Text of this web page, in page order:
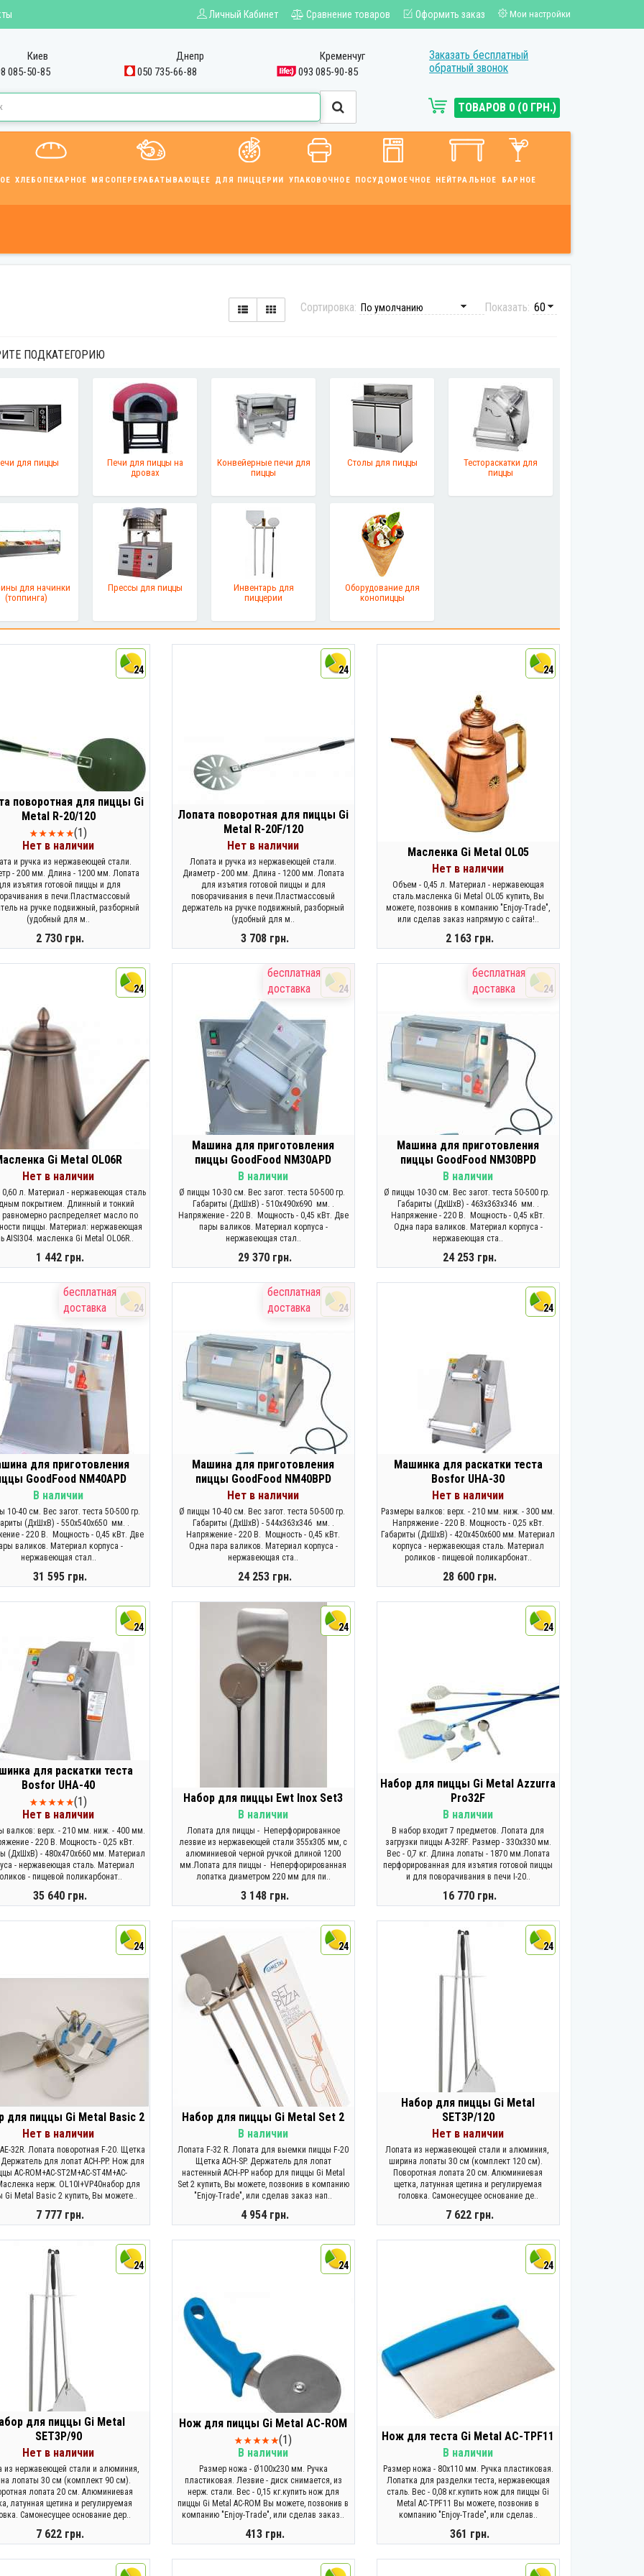
Личный Кабинет Сравнение товаров Оформить заказ Мои настройки
Киев
085-50-85
Днепр
050 735-66-88
Кременчуг
093 085-90-85
Заказать бесплатный
обратный звонок
ТОВАРОВ 0 (0 ГРН.)
ХЛЕБОПЕКАРНОЕ МЯСОПЕРЕРАБАТЫВАЮЩЕЕ ДЛЯ ПИЦЦЕРИИ УПАКОВОЧНОЕ ПОСУДОМОЕЧНОЕ НЕЙТРАЛЬНОЕ БАРНОЕ
Показать:
Сортировка:
ПОДКАТЕГОРИЮ
для пиццы
Печи для пиццы на
дровах
Конвейерные печи для
пиццы
Столы для пиццы
Тестораскатки для
пиццы
для начинки
(топпинга)
Прессы для пиццы
Инвентарь для
пиццерии
Оборудование для
конопиццы
24
поворотная для пиццы Gi
Metal R-20/120
(1)
Нет в наличии
и ручка из нержавеющей стали.
- 200 мм. Длина - 1200 мм. Лопата
изъятия готовой пиццы и для
в печи.Пластмассовый
на ручке подвижный, разборный
(удобный для м..
2 730 грн.
24
Лопата поворотная для пиццы Gi
Metal R-20F/120
Нет в наличии
Лопата и ручка из нержавеющей стали.
Диаметр - 200 мм. Длина - 1200 мм. Лопата
для изъятия готовой пиццы и для
поворачивания в печи.Пластмассовый
держатель на ручке подвижный, разборный
(удобный для м..
3 708 грн.
ЗАКОНЧИЛСЯ
24
Масленка Gi Metal OL05
Нет в наличии
Объем - 0,45 л. Материал - нержавеющая
сталь.масленка Gi Metal OL05 купить, Вы
можете, позвонив в компанию "Enjoy-Trade",
или сделав заказ напрямую с сайта!..
2 163 грн.
ЗАКОНЧИЛСЯ
24
Gi Metal OL06R
Нет в наличии
л. Материал - нержавеющая сталь
покрытием. Длинный и тонкий
равномерно распределяет масло по
пиццы. Материал: нержавеющая
AISI304. масленка Gi Metal OL06R..
1 442 грн.
ЗАКОНЧИЛСЯ
бесплатная
доставка
24
Машина для приготовления
пиццы GoodFood NM30APD
В наличии
Ø пиццы 10-30 см. Вес загот. теста 50-500 гр.
Габариты (ДхШхВ) - 510x490x690 мм. .
Напряжение - 220 В. Мощность - 0,45 кВт. Две
пары валиков. Материал корпуса -
нержавеющая стал..
29 370 грн.
бесплатная
доставка
24
Машина для приготовления
пиццы GoodFood NM30BPD
В наличии
Ø пиццы 10-30 см. Вес загот. теста 50-500 гр.
Габариты (ДхШхВ) - 463x363x346 мм. .
Напряжение - 220 В. Мощность - 0,45 кВт.
Одна пара валиков. Материал корпуса -
нержавеющая ста..
24 253 грн.
бесплатная
доставка
24
для приготовления
GoodFood NM40APD
В наличии
10-40 см. Вес загот. теста 50-500 гр.
(ДхШхВ) - 550x540x650 мм. .
- 220 В. Мощность - 0,45 кВт. Две
валиков. Материал корпуса -
нержавеющая стал..
31 595 грн.
бесплатная
доставка
24
Машина для приготовления
пиццы GoodFood NM40BPD
Нет в наличии
Ø пиццы 10-40 см. Вес загот. теста 50-500 гр.
Габариты (ДхШхВ) - 544x363x346 мм. .
Напряжение - 220 В. Мощность - 0,45 кВт.
Одна пара валиков. Материал корпуса -
нержавеющая ста..
24 253 грн.
ЗАКОНЧИЛСЯ
24
Машинка для раскатки теста
Bosfor UHA-30
Нет в наличии
Размеры валков: верх. - 210 мм. ниж. - 300 мм.
Напряжение - 220 В. Мощность - 0,25 кВт.
Габариты (ДхШхВ) - 420x450x600 мм. Материал
корпуса - нержавеющая сталь. Материал
роликов - пищевой поликарбонат..
28 600 грн.
24
для раскатки теста
Bosfor UHA-40
(1)
Нет в наличии
валков: верх. - 210 мм. ниж. - 400 мм.
- 220 В. Мощность - 0,25 кВт.
(ДхШхВ) - 480x470x660 мм. Материал
- нержавеющая сталь. Материал
- пищевой поликарбонат..
35 640 грн.
24
Набор для пиццы Ewt Inox Set3
В наличии
Лопата для пиццы - Неперфорированное
лезвие из нержавеющей стали 355x305 мм, с
алюминиевой черной ручкой длиной 1200
мм.Лопата для пиццы - Неперфорированная
лопатка диаметром 220 мм для пи..
3 148 грн.
24
Набор для пиццы Gi Metal Azzurra
Pro32F
В наличии
В набор входит 7 предметов. Лопата для
загрузки пиццы A-32RF. Размер - 330х330 мм.
Вес - 0,7 кг. Длина лопаты - 1870 мм.Лопата
перфорированная для изъятия готовой пиццы
и для поворачивания в печи I-20..
16 770 грн.
КУПИТЬ
24
для пиццы Gi Metal Basic 2
Нет в наличии
32R. Лопата поворотная F-20. Щетка
Держатель для лопат ACH-PP. Нож для
AC-ROM+AC-ST2M+AC-ST4M+AC-
нерж. ОL10I+VP40набор для
Gi Metal Basic 2 купить, Вы можете..
7 777 грн.
ЗАКОНЧИЛСЯ
24
Набор для пиццы Gi Metal Set 2
В наличии
Лопата F-32 R. Лопата для выемки пиццы F-20
Щетка ACH-SP. Держатель для лопат
настенный ACH-PP набор для пиццы Gi Metal
Set 2 купить, Вы можете, позвонив в компанию
"Enjoy-Trade", или сделав заказ нап..
4 954 грн.
24
Набор для пиццы Gi Metal
SET3P/120
Нет в наличии
Лопата из нержавеющей стали и алюминия,
ширина лопаты 30 см (комплект 120 см).
Поворотная лопата 20 см. Алюминиевая
щетка, латунная щетина и регулируемая
головка. Самонесущее основание де..
7 622 грн.
24
для пиццы Gi Metal
SET3P/90
Нет в наличии
из нержавеющей стали и алюминия,
лопаты 30 см (комплект 90 см).
лопата 20 см. Алюминиевая
латунная щетина и регулируемая
Самонесущее основание дер..
7 622 грн.
24
Нож для пиццы Gi Metal AC-ROM
(1)
В наличии
Размер ножа - Ø100х230 мм. Ручка
пластиковая. Лезвие - диск снимается, из
нерж. стали. Вес - 0,15 кг.купить нож для
пиццы Gi Metal AC-ROM Вы можете, позвонив в
компанию "Enjoy-Trade", или сделав заказ..
413 грн.
24
Нож для теста Gi Metal AC-TPF11
В наличии
Размер ножа - 80х110 мм. Ручка пластиковая.
Лопатка для разделки теста, нержавеющая
сталь. Вес - 0,08 кг.купить нож для пиццы Gi
Metal AC-TPF11 Вы можете, позвонив в
компанию "Enjoy-Trade", или сделав..
361 грн.